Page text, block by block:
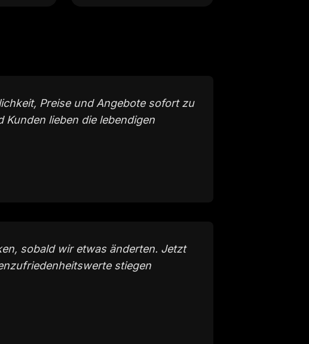
Preise und Angebote sofort zu
lieben die lebendigen
sobald wir etwas änderten. Jetzt
stiegen